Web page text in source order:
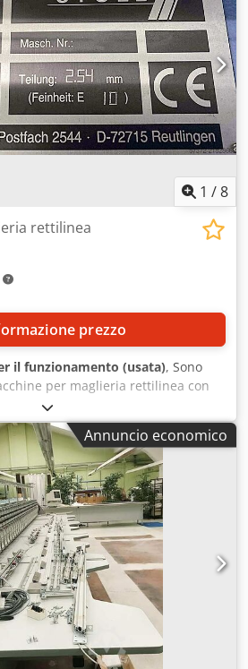
1 /8
rettilinea
prezzo
il funzionamento (usata), Sono
per maglieria rettilinea con
Groz-Beckert. 1) Stoll CMS 303 TC,
nominale: 1270 mm, set di aghi: 10.
E10, larghezza nominale: 1270
CMS 303 TC, finezza: E12,
mm, set di aghi: 12. 4) Stoll CMS
nominale: 1270 mm, set di
TC, finezza: E12, set di aghi: 12. 6)
E10, set di aghi: 10. 7) Stoll CMS 422
12. 8) Stoll CMS 422 TC,
12. 9) Stoll CMS 422.6, finezza:
Stoll CMS 422.6, finezza: E12, set di
422.6, finezza: E14. 12) Stoll CMS
Stoll CMS 430.6, finezza: E12,
mm, set di aghi: 12. 14) Stoll
Annuncio economico